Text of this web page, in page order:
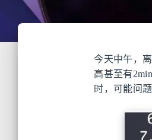
今天中午，
高甚至有
时，可能问